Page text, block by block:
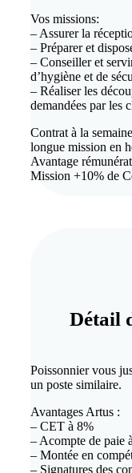
Vos missions:
– Assurer la
– Préparer et
– Conseiller et
d’hygiène et de
– Réaliser les
demandées par les
Contrat à la
longue mission en
Avantage
Mission +10% de
Détail
Poissonnier vous
un poste similaire.
Avantages Artus :
– CET à 8%
– Acompte de paie
– Montée en
– Signatures des